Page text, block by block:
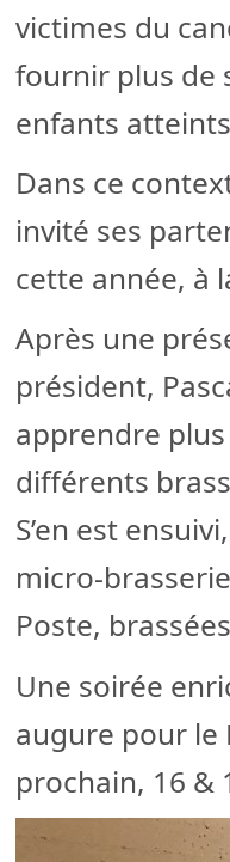
victimes du
fournir plus de
enfants
Dans ce
invité ses
cette année, à
Après une
président,
apprendre plus
différents
S’en est
micro-
Poste,
Une soirée
augure pour le
prochain, 16 &